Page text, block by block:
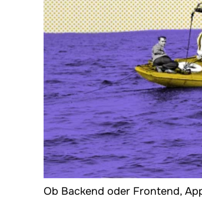
Ob Backend oder Frontend,